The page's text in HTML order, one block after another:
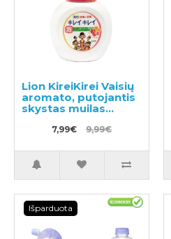
Lion KireiKirei Vaisių
aromato, putojantis
skystas muilas
7,99€ 9,99€
Išparduota